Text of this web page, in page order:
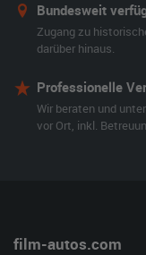
Bundesweit
Zugang zu
darüber hinaus.
Professionelle
Wir beraten und
vor Ort, inkl.
film-autos.com